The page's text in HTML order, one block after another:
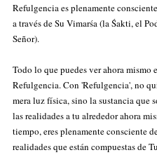
Refulgencia es plenamente
a través de Su Vimarśa (la Śakti, el
Señor).
Todo lo que puedes ver ahora mismo
Refulgencia. Con 'Refulgencia', no
mera luz física, sino la sustancia que
las realidades a tu alrededor ahora
tiempo, eres plenamente consciente
realidades que están compuestas de